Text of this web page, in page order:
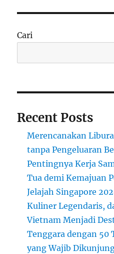
Hotel
sampai
Atas
Cari
Recent Posts
Merencanakan
tanpa Pengeluaran
Pentingnya Kerja
Tua demi Kemajuan
Jelajah Singapore
Kuliner Legendaris,
Vietnam Menjadi
Tenggara dengan 50
yang Wajib